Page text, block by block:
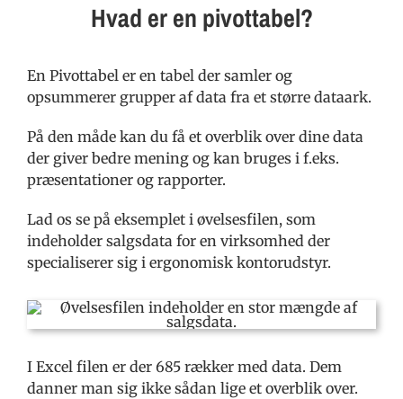
Hvad er en pivottabel?
En Pivottabel er en tabel der samler og
opsummerer grupper af data fra et større dataark.
På den måde kan du få et overblik over dine data
der giver bedre mening og kan bruges i f.eks.
præsentationer og rapporter.
Lad os se på eksemplet i øvelsesfilen, som
indeholder salgsdata for en virksomhed der
specialiserer sig i ergonomisk kontorudstyr.
I Excel filen er der 685 rækker med data. Dem
danner man sig ikke sådan lige et overblik over.